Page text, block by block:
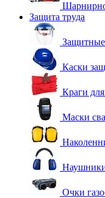
Защита труда
Каски
Краги
Маски
Очки